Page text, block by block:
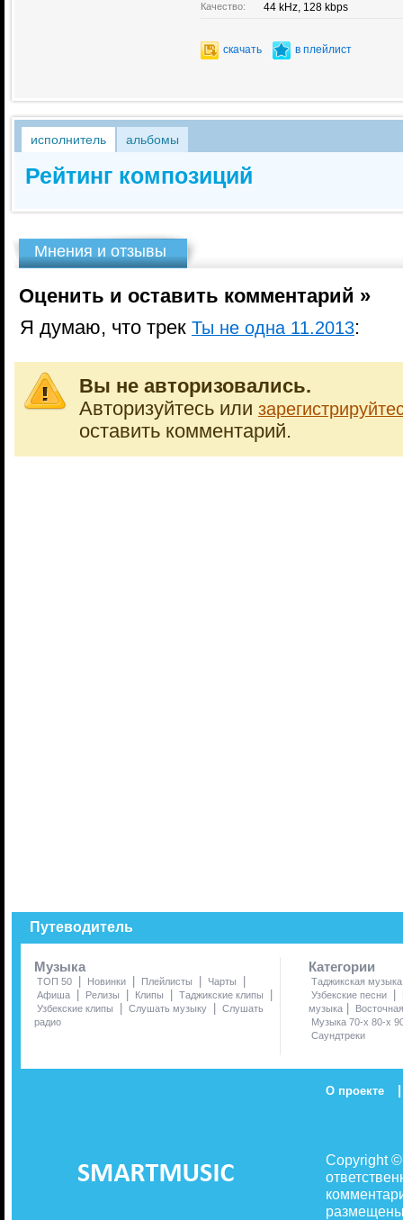
Качество: 44 kHz, 128 kbps
скачать в плейлист
исполнитель альбомы
Рейтинг композиций
Мнения и отзывы
Оценить и оставить комментарий »
Я думаю, что трек Ты не одна 11.2013:
Вы не авторизовались.
Авторизуйтесь или
оставить комментарий.
Путеводитель
Музыка
ТОП 50 | Новинки | Плейлисты | Чарты |
Афиша | Релизы | Клипы | Таджикские клипы |
Узбекские клипы | Слушать музыку | Слушать
радио
Категории
Таджикская музыка
Узбекские песни
|
музыка |
Музыка 70-х 80-х
Саундтреки
О проекте |
Copyright
размещены